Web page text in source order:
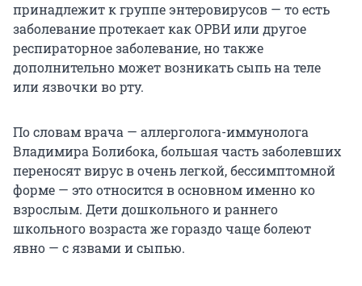
принадлежит к группе энтеровирусов — то есть
заболевание протекает как ОРВИ или другое
респираторное заболевание, но также
дополнительно может возникать сыпь на теле
или язвочки во рту.
По словам врача — аллерголога-иммунолога
Владимира Болибока, большая часть заболевших
переносят вирус в очень легкой, бессимптомной
форме — это относится в основном именно ко
взрослым. Дети дошкольного и раннего
школьного возраста же гораздо чаще болеют
явно — с язвами и сыпью.